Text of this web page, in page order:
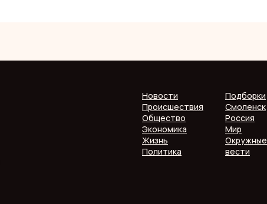
Новости
Происшествия
Общество
Экономика
Жизнь
Политика
Подборки
Смоленск
Россия
Мир
Окружные
вести